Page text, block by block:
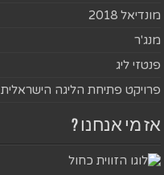
מונדיאל 2018
מנג'ר
פנטזי ליג
פרויקט פתיחת הליגה הישראלית
אז מי אנחנו ?